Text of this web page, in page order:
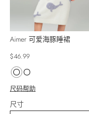
Aimer 可爱海豚睡裙
$46.99
尺码帮助
尺寸